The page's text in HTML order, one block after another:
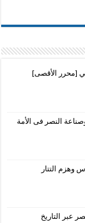
[محرر الأقصى]
النصر فى الأمة
وهزم التتار
عبر التاريخ